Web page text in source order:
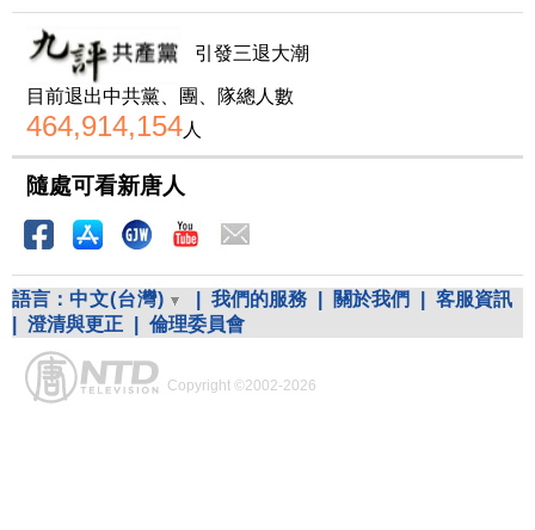
引發三退大潮
目前退出中共黨、團、隊總人數
464,914,154人
隨處可看新唐人
語言： 中文(台灣) 我們的服務 關於我們
客服資訊
澄清與更正 倫理委員會
Copyright ©2002-2026